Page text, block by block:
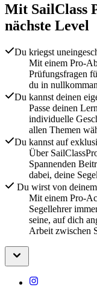
Mit SailClass
nächste Level
Du kriegst
Mit einem Pro-
Prüfungsfragen
du in
Du kannst deinen
Passe deinen
individuelle
allen Themen
Du kannst auf
Über
Spannenden
dabei, deine
Du wirst von
Mit einem Pro-
Segellehrer
seine, auf dich
Arbeit zwischen